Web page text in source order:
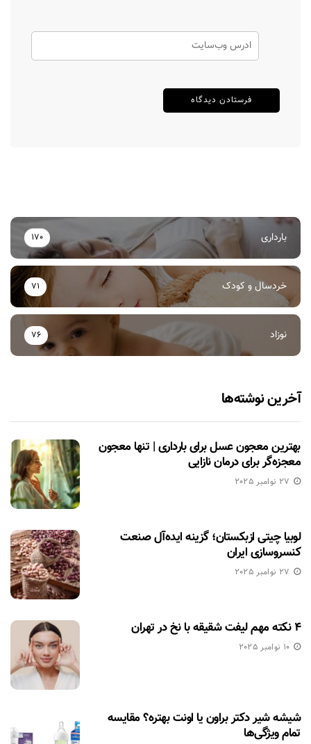
بارداری 170
خردسال و کودک 71
نوزاد 76
آخرین نوشته‌ها
بهترین معجون عسل برای بارداری | تنها معجون
معجزه‌گر برای درمان نازایی
27 نوامبر 2025
لوبیا چیتی ازبکستان؛ گزینه ایده‌آل صنعت
کنسروسازی ایران
27 نوامبر 2025
۴ نکته مهم لیفت شقیقه با نخ در تهران
10 نوامبر 2025
شیشه شیر دکتر براون یا اونت بهتره؟ مقایسه
تمام ویژگی‌ها